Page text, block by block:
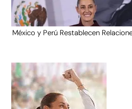
México y Perú Restablecen